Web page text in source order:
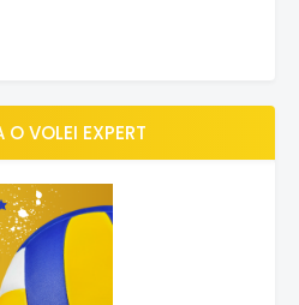
VOLEI EXPERT